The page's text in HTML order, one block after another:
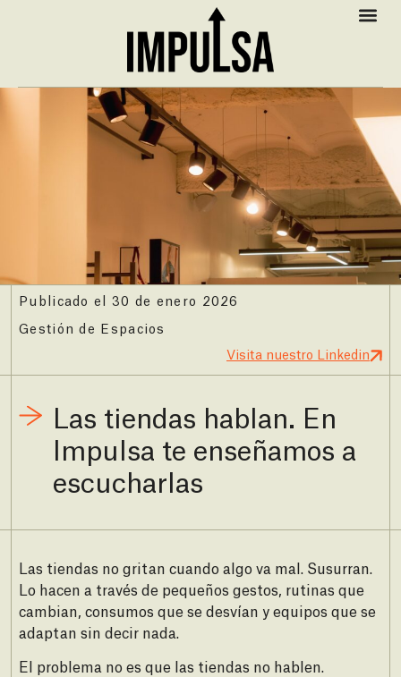
Publicado el 30 de enero 2026
Gestión de Espacios
Visita nuestro Linkedin
Las tiendas hablan. En
Impulsa te enseñamos a
escucharlas
Las tiendas no gritan cuando algo va mal. Susurran.
Lo hacen a través de pequeños gestos, rutinas que
cambian, consumos que se desvían y equipos que se
adaptan sin decir nada.
El problema no es que las tiendas no hablen.